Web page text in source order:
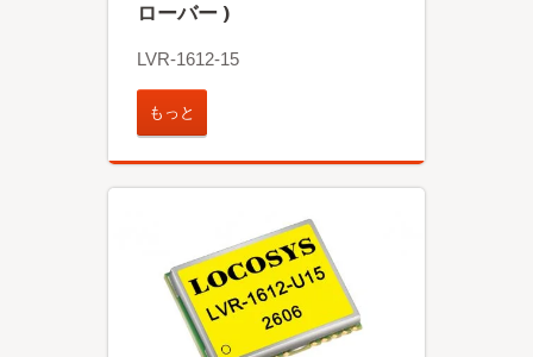
ローバー )
LVR-1612-15
もっと